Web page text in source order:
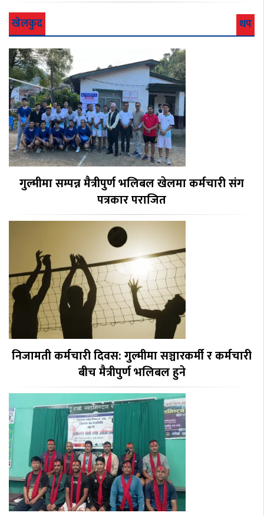
खेलकुद थप
गुल्मीमा सम्पन्न मैत्रीपुर्ण भलिबल खेलमा कर्मचारी संग
पत्रकार पराजित
निजामती कर्मचारी दिवस: गुल्मीमा सञ्चारकर्मी र कर्मचारी
बीच मैत्रीपुर्ण भलिबल हुने